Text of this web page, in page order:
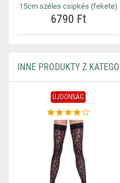
15cm széles csipkés (fekete)
6790 Ft
INNE PRODUKTY Z
ÚJDONSÁG